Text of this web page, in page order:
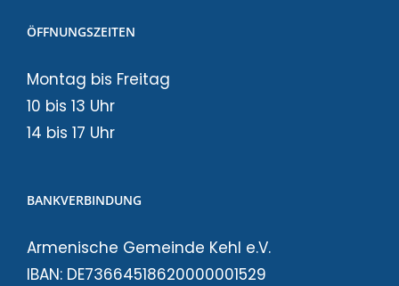
ÖFFNUNGSZEITEN
Montag bis Freitag
10 bis 13 Uhr
14 bis 17 Uhr
BANKVERBINDUNG
Armenische Gemeinde Kehl e.V.
IBAN: DE73664518620000001529